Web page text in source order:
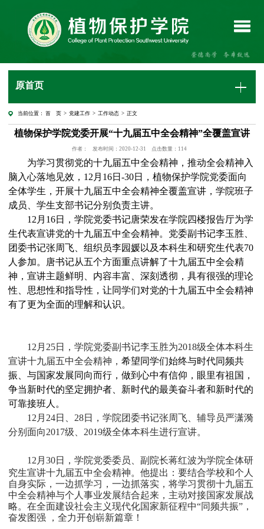
原首页
当前位置： 首 页 >党建工作 >工作动态 > 正文
植物保护学院党委开展“十九届五中全会精神”全覆盖宣讲
作者： 发布时间：2020-12-31 点击数量： 114
为学习贯彻党的十九届五中全会精神，推动全会精神入
脑入心落地见效， 12月16日-30日，植物保护学院党委面向
全体学生，开展十九届五中全会精神全覆盖宣讲，学院班子
成员、学生支部书记分别负责主讲。
12月16日，学院党委书记唐荣发在学院四楼报告厅为学
生代表宣讲党的十九届五中全会精神。党委副书记李玉胜、
团委书记张周飞、组织员李园媛以及本科生和研究生代表70
人参加。唐书记从五个方面重点讲解了十九届五中全会精
神，宣讲主题鲜明、内容丰富、深刻透彻，具有很强的理论
性、思想性和指导性，让同学们对党的十九届五中全会精神
有了更为全面的理解和认识。
12 月 25日 ，学院党委副书记李玉胜为2018级全体本科生
宣讲十九届五中全会精神， 希望同学们始终与时代同频共
振、与国家发展同向而行，做到心中有信仰，眼里有祖国，
争当新时代的坚定拥护者、新时代的最美奋斗者和新时代的
可靠接班人。
12月24日
28日
，学院团委书记张周飞、辅导员严潇漪
分别面向2017级、 2019级全体本科生进行宣讲。
12月30日，学院党委委员、副院长蒋红波为学院全体研
究生宣讲十九届五中全会精神。他提出：要结合学校和个人
自身实际，一边抓学习，一边抓落实，将学习贯彻十九届五
中全会精神与个人事业发展结合起来，主动对接国家发展战
略。在全面建设社会主义现代化国家新征程中“同频共振”，
奋发图强 ，全力开创崭新篇章！